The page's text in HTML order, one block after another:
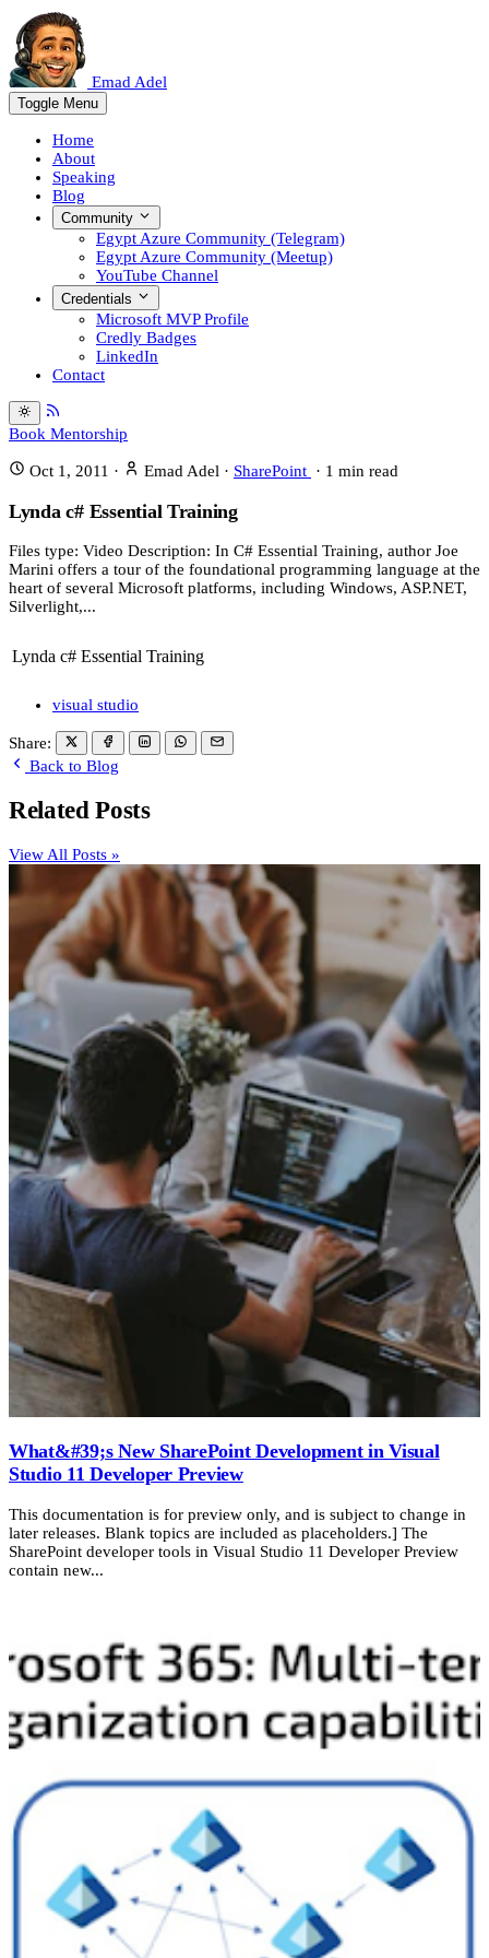
Emad Adel
Toggle Menu
Home
About
Speaking
Blog
Community
Egypt Azure Community (Telegram)
Egypt Azure Community (Meetup)
YouTube Channel
Credentials
Microsoft MVP Profile
Credly Badges
LinkedIn
Contact
Book Mentorship
Oct 1, 2011 · Emad Adel · SharePoint · 1 min read
Lynda c# Essential Training
Files type: Video Description: In C# Essential Training, author Joe
Marini offers a tour of the foundational programming language at the
heart of several Microsoft platforms, including Windows, ASP.NET,
Silverlight,...
Lynda c# Essential Training
visual studio
Share:
Back to Blog
Related Posts
View All Posts »
What&#39;s New SharePoint Development in Visual
Studio 11 Developer Preview
This documentation is for preview only, and is subject to change in
later releases. Blank topics are included as placeholders.] The
SharePoint developer tools in Visual Studio 11 Developer Preview
contain new...